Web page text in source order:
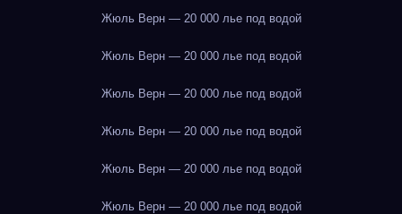
Жюль Верн — 20 000 лье под водой
Жюль Верн — 20 000 лье под водой
Жюль Верн — 20 000 лье под водой
Жюль Верн — 20 000 лье под водой
Жюль Верн — 20 000 лье под водой
Жюль Верн — 20 000 лье под водой